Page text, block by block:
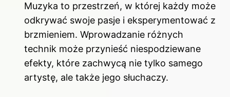
Muzyka to przestrzeń, w której każdy może
odkrywać swoje pasje i eksperymentować z
brzmieniem. Wprowadzanie różnych
technik może przynieść niespodziewane
efekty, które zachwycą nie tylko samego
artystę, ale także jego słuchaczy.